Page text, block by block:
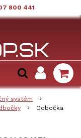
800 441
systém
Odbočka